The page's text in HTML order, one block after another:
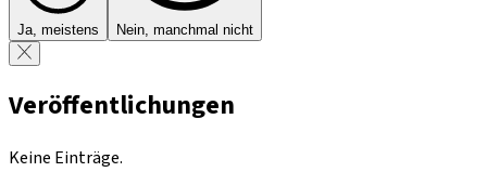
Ja, meistens Nein, manchmal nicht
Veröffentlichungen
Keine Einträge.